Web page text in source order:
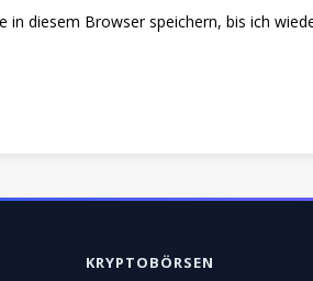
in diesem Browser speichern, bis ich
KRYPTOBÖRSEN